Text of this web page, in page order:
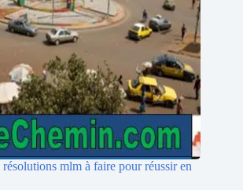
mlm à faire pour réussir en